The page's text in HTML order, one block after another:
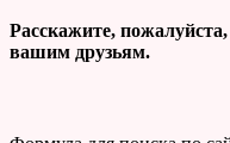
Расскажите,
вашим друзьям.